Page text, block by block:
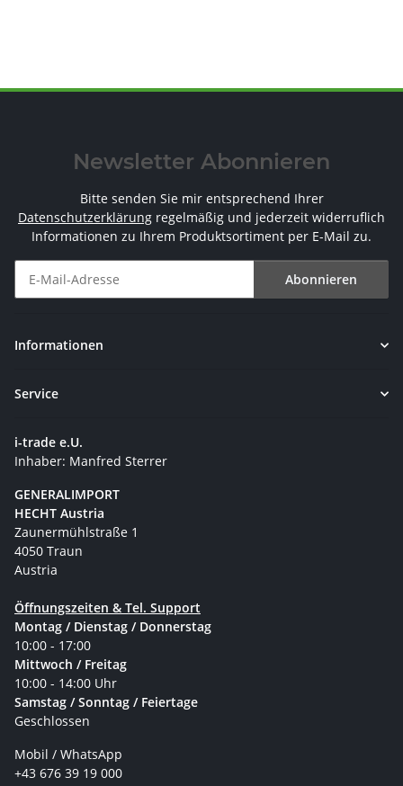
Newsletter Abonnieren
Bitte senden Sie mir entsprechend Ihrer
Datenschutzerklärung regelmäßig und jederzeit widerruflich
Informationen zu Ihrem Produktsortiment per E-Mail zu.
Abonnieren
Informationen
Service
i-trade e.U.
Inhaber: Manfred Sterrer
GENERALIMPORT
HECHT Austria
Zaunermühlstraße 1
4050 Traun
Austria
Öffnungszeiten & Tel. Support
Montag / Dienstag / Donnerstag
10:00 - 17:00
Mittwoch / Freitag
10:00 - 14:00 Uhr
Samstag / Sonntag / Feiertage
Geschlossen
Mobil / WhatsApp
+43 676 39 19 000